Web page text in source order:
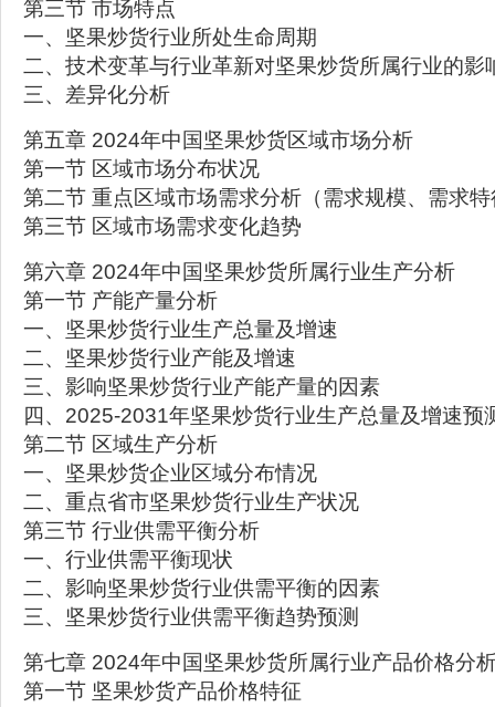
第三节 市场特点
一、坚果炒货行业所处生命周期
二、技术变革与行业革新对坚果炒货所属行业的影
三、差异化分析
第五章 2024年中国坚果炒货区域市场分析
第一节 区域市场分布状况
第二节 重点区域市场需求分析（需求规模、需求
第三节 区域市场需求变化趋势
第六章 2024年中国坚果炒货所属行业生产分析
第一节 产能产量分析
一、坚果炒货行业生产总量及增速
二、坚果炒货行业产能及增速
三、影响坚果炒货行业产能产量的因素
四、2025-2031年坚果炒货行业生产总量及增速预
第二节 区域生产分析
一、坚果炒货企业区域分布情况
二、重点省市坚果炒货行业生产状况
第三节 行业供需平衡分析
一、行业供需平衡现状
二、影响坚果炒货行业供需平衡的因素
三、坚果炒货行业供需平衡趋势预测
第七章 2024年中国坚果炒货所属行业产品价格分
第一节 坚果炒货产品价格特征